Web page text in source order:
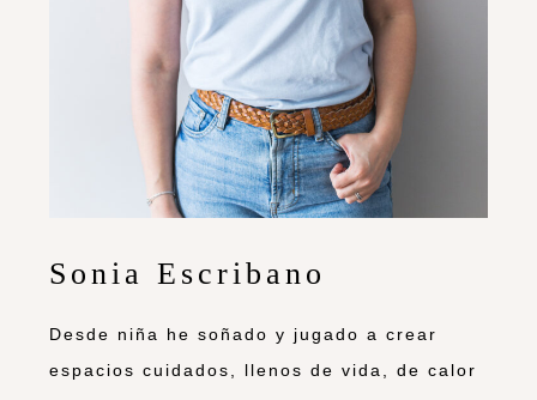
Sonia Escribano
Desde niña he soñado y jugado a crear
espacios cuidados, llenos de vida, de calor